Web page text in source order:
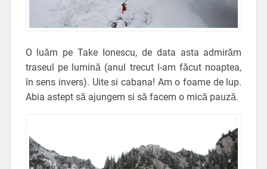
O luăm pe Take Ionescu, de data asta admirăm
traseul pe lumină (anul trecut l-am făcut noaptea,
în sens invers). Uite si cabana! Am o foame de lup.
Abia astept să ajungem si să facem o mică pauză.